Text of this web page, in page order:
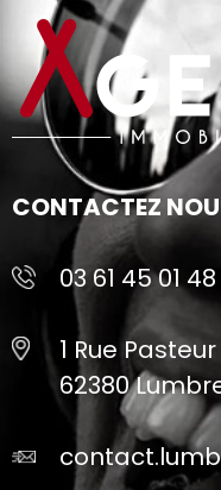
CONTACTEZ
03 61 45 01 48
1 Rue Pasteur
62380